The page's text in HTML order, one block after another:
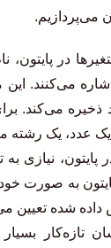
می‌پردازیم.
در پایتون،
می‌کنند. این
ذخیره می‌کند.
یک عدد، یک رشته
پایتون، نیازی
به صورت
شده تعیین
تازه‌کار